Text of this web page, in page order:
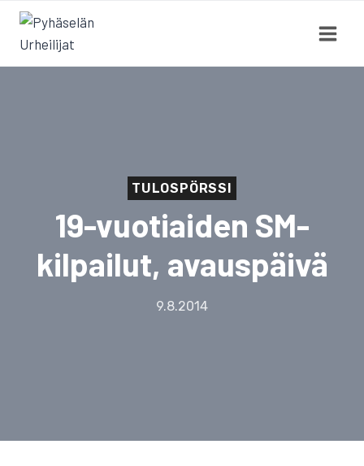
Siirry
sisältöön
TULOSPÖRSSI
19-vuotiaiden SM-
kilpailut, avauspäivä
9.8.2014